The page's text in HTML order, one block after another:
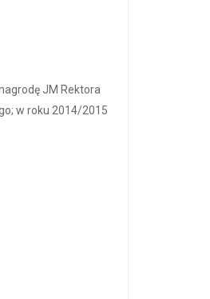
JM Rektora
w roku 2014/2015